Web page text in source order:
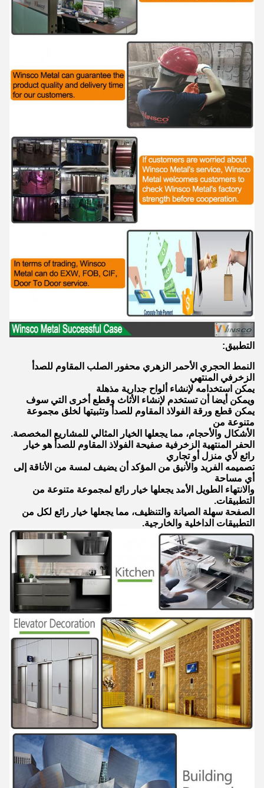
التطبيق:
النمط الحجري الأحمر الزهري محفور الصلب المقاوم للصدأ
الزخرفي المنتهي
يمكن استخدامه لإنشاء ألواح جدارية مذهلة
ويمكن أيضا أن تستخدم لإنشاء الأثاث وقطع أخرى التي سوف
يمكن قطع ورقة الفولاذ المقاوم للصدأ وتثبيتها لخلق مجموعة
متنوعة من
الأشكال والأحجام، مما يجعلها الخيار المثالي للمشاريع المخصصة.
الحفر المنتهية الزخرفية صفيحة الفولاذ المقاوم للصدأ هو خيار
رائع لأي منزل أو تجاري
تصميمه الفريد والأنيق من المؤكد أن يضيف لمسة من الأناقة إلى
أي مساحة
والانتهاء الطويل الأمد يجعلها خيار رائع لمجموعة متنوعة من
التطبيقات.
الصفحة سهلة الصيانة والتنظيف، مما يجعلها خيار رائع لكل من
التطبيقات الداخلية والخارجية.